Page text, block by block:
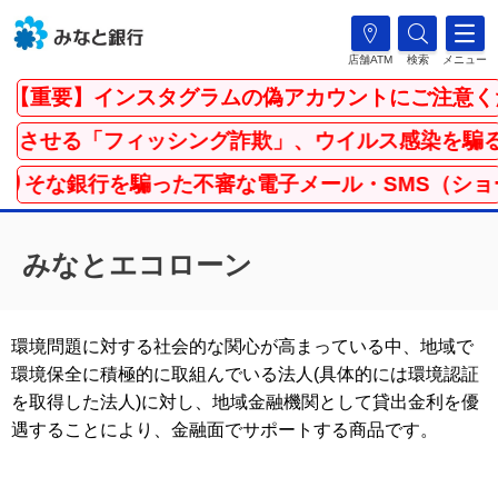
店舗ATM 検索 メニュー
重要】インスタグラムの偽アカウントにご注意くだ
る「フィッシング詐欺」、ウイルス感染を騙る「
銀行を騙った不審な電子メール・SMS（ショー
みなとエコローン
環境問題に対する社会的な関心が高まっている中、地域で
環境保全に積極的に取組んでいる法人(具体的には環境認証
を取得した法人)に対し、地域金融機関として貸出金利を優
遇することにより、金融面でサポートする商品です。